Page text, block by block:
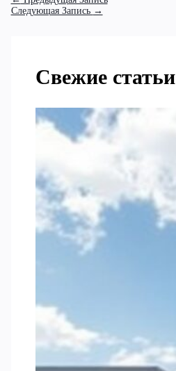
Следующая Запись →
Свежие статьи